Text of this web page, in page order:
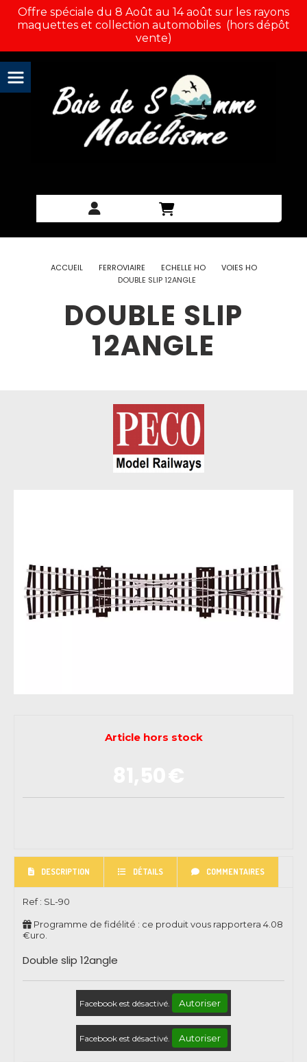
Offre spéciale du 8 Août au 14 août sur les rayons
maquettes et collection automobiles (hors dépôt
vente)
ACCUEIL FERROVIAIRE ECHELLE HO
VOIES HO
DOUBLE SLIP 12ANGLE
DOUBLE SLIP
12ANGLE
Article hors stock
DESCRIPTION DÉTAILS COMMENTAIRES
Ref : SL-90
Programme de fidélité : ce produit vous rapportera 4.08
€uro.
Double slip 12angle
Facebook est désactivé. Autoriser
Facebook est désactivé. Autoriser
Panneau de gestion des cookies